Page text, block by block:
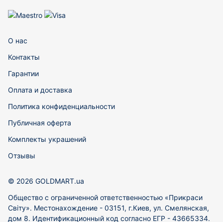
О нас
Контакты
Гарантии
Оплата и доставка
Политика конфиденциальности
Публичная оферта
Комплекты украшений
Отзывы
© 2026 GOLDMART.ua
Общество с ограниченной ответственностью «Прикраси
Світу». Местонахождение - 03151, г.Киев, ул. Смелянская,
дом 8. Идентификационный код согласно ЕГР - 43665334.